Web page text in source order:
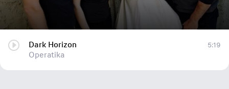
Dark Horizon
Operatika
5:19